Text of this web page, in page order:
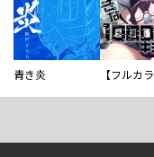
青き炎